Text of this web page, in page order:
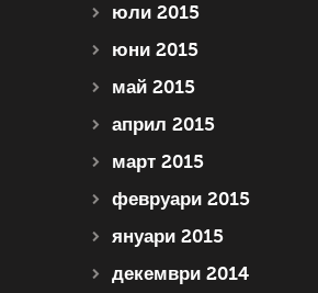
юли 2015
юни 2015
май 2015
април 2015
март 2015
февруари 2015
януари 2015
декември 2014